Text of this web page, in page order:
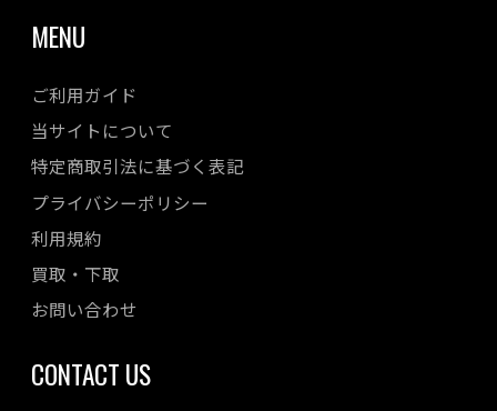
MENU
ご利用ガイド
当サイトについて
特定商取引法に基づく表記
プライバシーポリシー
利用規約
買取・下取
お問い合わせ
CONTACT US